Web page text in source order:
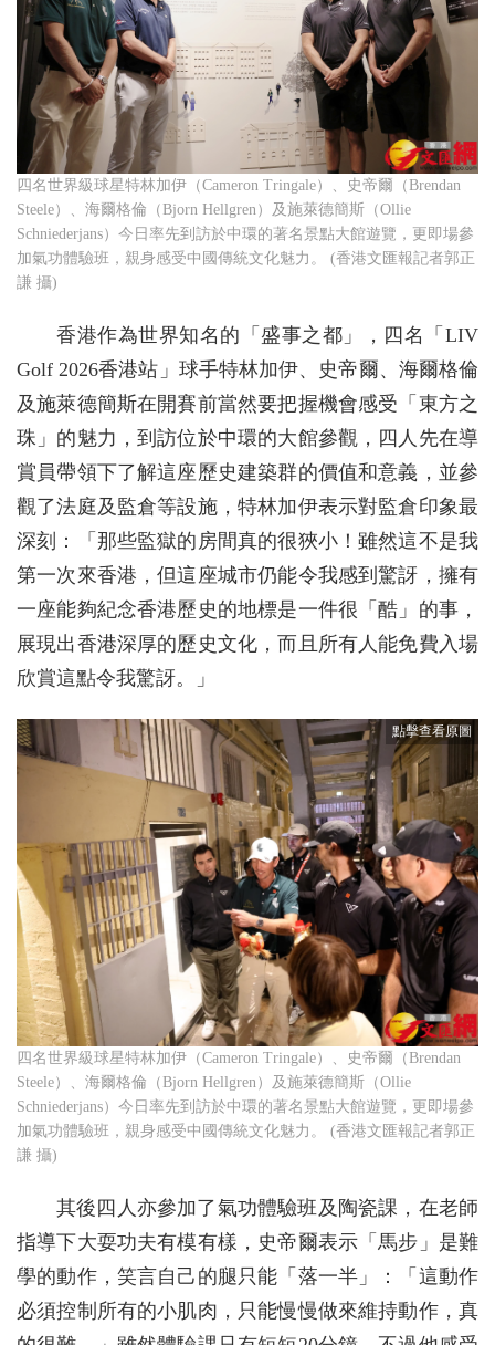
四名世界級球星特林加伊（Cameron Tringale）、史帝爾（Brendan
Steele）、海爾格倫（Bjorn Hellgren）及施萊德簡斯（Ollie
Schniederjans）今日率先到訪於中環的著名景點大館遊覽，更即場參
加氣功體驗班，親身感受中國傳統文化魅力。 (香港文匯報記者郭正
謙 攝)
香港作為世界知名的「盛事之都」，四名「LIV
Golf 2026香港站」球手特林加伊、史帝爾、海爾格倫
及施萊德簡斯在開賽前當然要把握機會感受「東方之
珠」的魅力，到訪位於中環的大館參觀，四人先在導
賞員帶領下了解這座歷史建築群的價值和意義，並參
觀了法庭及監倉等設施，特林加伊表示對監倉印象最
深刻：「那些監獄的房間真的很狹小！雖然這不是我
第一次來香港，但這座城市仍能令我感到驚訝，擁有
一座能夠紀念香港歷史的地標是一件很「酷」的事，
展現出香港深厚的歷史文化，而且所有人能免費入場
欣賞這點令我驚訝。」
四名世界級球星特林加伊（Cameron Tringale）、史帝爾（Brendan
Steele）、海爾格倫（Bjorn Hellgren）及施萊德簡斯（Ollie
Schniederjans）今日率先到訪於中環的著名景點大館遊覽，更即場參
加氣功體驗班，親身感受中國傳統文化魅力。 (香港文匯報記者郭正
謙 攝)
其後四人亦參加了氣功體驗班及陶瓷課，在老師
指導下大耍功夫有模有樣，史帝爾表示「馬步」是難
學的動作，笑言自己的腿只能「落一半」：「這動作
必須控制所有的小肌肉，只能慢慢做來維持動作，真